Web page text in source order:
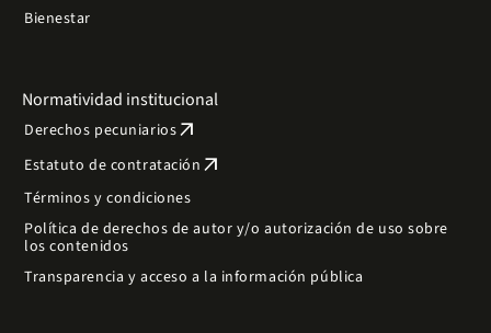
Bienestar
Normatividad institucional
Derechos pecuniariosarrow_outward
Estatuto de contratación arrow_outward
Términos y condiciones
Política de derechos de autor y/o autorización de uso sobre
los contenidos
Transparencia y acceso a la información pública